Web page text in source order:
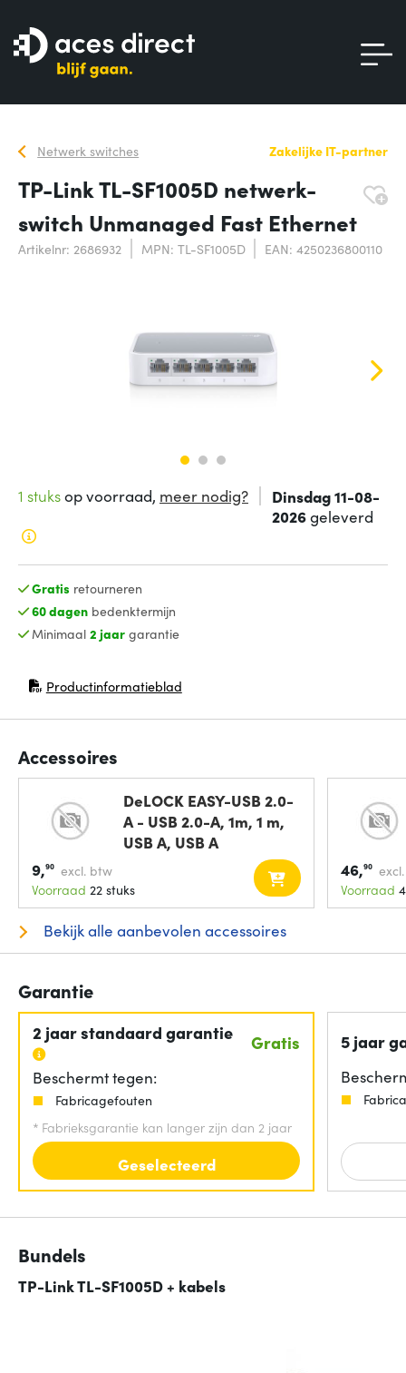
Netwerk switches Zakelijke IT-partner
TP-Link TL-SF1005D netwerk-
switch Unmanaged Fast Ethernet
Artikelnr: 2686932 MPN: TL-SF1005D EAN: 4250236800110
1 stuksop voorraad, meer nodig?
Dinsdag 11-08-
2026geleverd
Gratis retourneren
60 dagenbedenktermijn
Minimaal 2 jaargarantie
Productinformatieblad
(opent in nieuw venster)
Accessoires
DeLOCK EASY-USB 2.0-
A - USB 2.0-A, 1m, 1 m,
USB A, USB A
9,90 excl. btw
Voorraad 22 stuks
46,90
Voorraad
Bekijk alle aanbevolen accessoires
Garantie
2 jaar standaard garantie Gratis
Beschermt tegen:
Fabricagefouten
* Fabrieksgarantie kan langer zijn dan 2 jaar
Geselecteerd
5 jaar
Bundels
TP-Link TL-SF1005D + kabels